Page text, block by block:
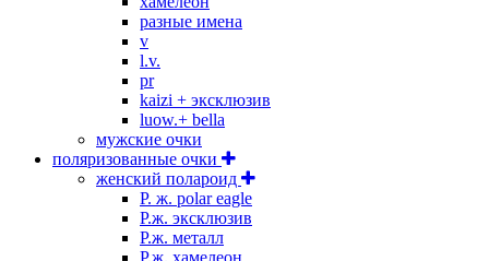
разные имена
v
l.v.
pr
kaizi + эксклюзив
luow.+ bella
мужские очки
поляризованные очки
женский полароид
P. ж. polar eagle
P.ж. эксклюзив
Р.ж. металл
P.ж. хамелеон